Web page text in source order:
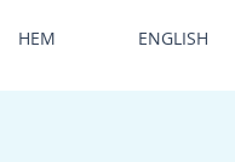
HEM ENGLISH